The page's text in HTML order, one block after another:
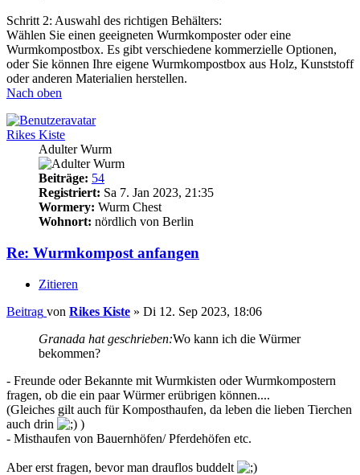
Schritt 2: Auswahl des richtigen Behälters:
Wählen Sie einen geeigneten Wurmkomposter oder eine
Wurmkompostbox. Es gibt verschiedene kommerzielle Optionen,
oder Sie können Ihre eigene Wurmkompostbox aus Holz, Kunststoff
oder anderen Materialien herstellen.
Nach oben
Rikes Kiste
Adulter Wurm
Beiträge: 54
Registriert: Sa 7. Jan 2023, 21:35
Wormery: Wurm Chest
Wohnort: nördlich von Berlin
Re: Wurmkompost anfangen
Zitieren
Beitrag von Rikes Kiste » Di 12. Sep 2023, 18:06
Granada hat geschrieben:Wo kann ich die Würmer
bekommen?
- Freunde oder Bekannte mit Wurmkisten oder Wurmkompostern
fragen, ob die ein paar Würmer erübrigen können....
(Gleiches gilt auch für Komposthaufen, da leben die lieben Tierchen
auch drin
)
- Misthaufen von Bauernhöfen/ Pferdehöfen etc.
Aber erst fragen, bevor man drauflos buddelt